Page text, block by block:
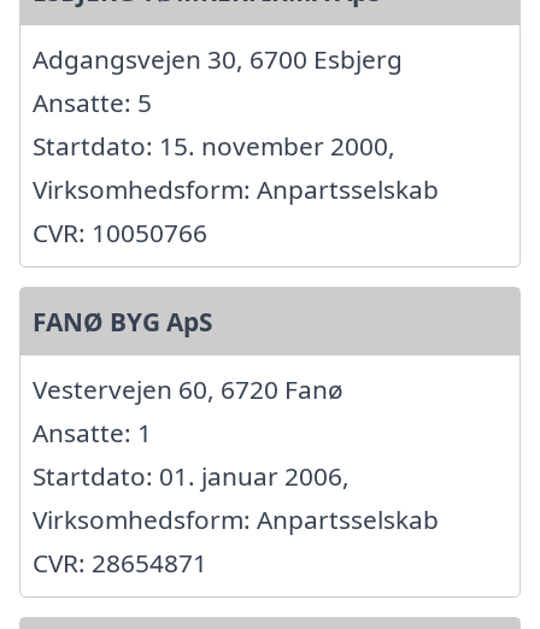
Adgangsvejen 30, 6700 Esbjerg
Ansatte: 5
Startdato: 15. november 2000,
Virksomhedsform: Anpartsselskab
CVR: 10050766
FANØ BYG ApS
Vestervejen 60, 6720 Fanø
Ansatte: 1
Startdato: 01. januar 2006,
Virksomhedsform: Anpartsselskab
CVR: 28654871